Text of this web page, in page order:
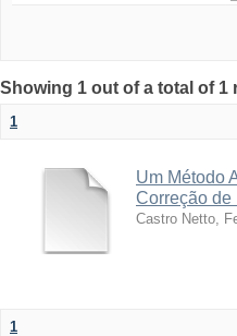
Showing 1 out of a total of
1
Um Método
Correção de
Castro Netto,
1